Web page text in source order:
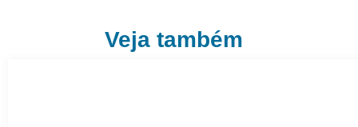
Veja também